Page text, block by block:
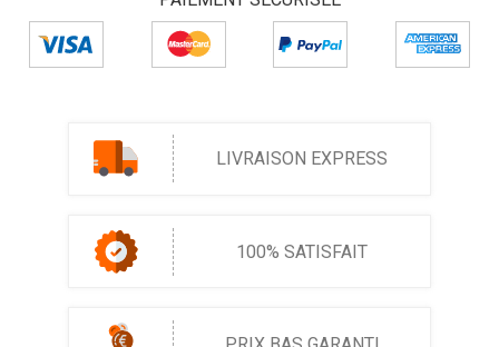
LIVRAISON EXPRESS
100% SATISFAIT